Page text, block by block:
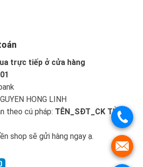
trực tiếp ở cửa hàng
HONG LINH
theo cú pháp: TÊN_SĐT_CK TIỀN
shop sẽ gửi hàng ngay ạ.